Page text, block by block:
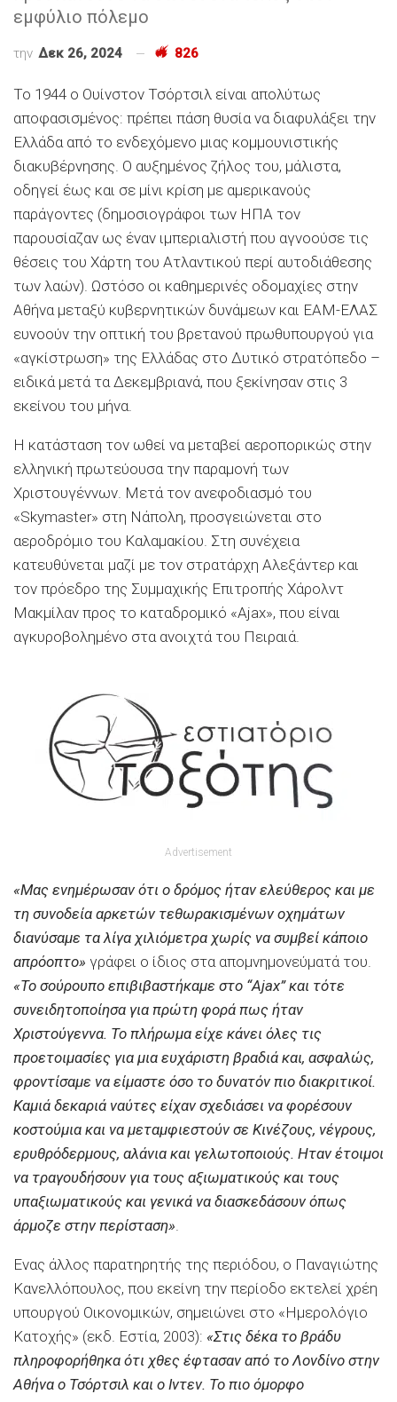
εμφύλιο πόλεμο
την Δεκ 26, 2024 826
Το 1944 ο Ουίνστον Τσόρτσιλ είναι απολύτως
αποφασισμένος: πρέπει πάση θυσία να διαφυλάξει την
Ελλάδα από το ενδεχόμενο μιας κομμουνιστικής
διακυβέρνησης. Ο αυξημένος ζήλος του, μάλιστα,
οδηγεί έως και σε μίνι κρίση με αμερικανούς
παράγοντες (δημοσιογράφοι των ΗΠΑ τον
παρουσίαζαν ως έναν ιμπεριαλιστή που αγνοούσε τις
θέσεις του Χάρτη του Ατλαντικού περί αυτοδιάθεσης
των λαών). Ωστόσο οι καθημερινές οδομαχίες στην
Αθήνα μεταξύ κυβερνητικών δυνάμεων και ΕΑΜ-ΕΛΑΣ
ευνοούν την οπτική του βρετανού πρωθυπουργού για
«αγκίστρωση» της Ελλάδας στο Δυτικό στρατόπεδο –
ειδικά μετά τα Δεκεμβριανά, που ξεκίνησαν στις 3
εκείνου του μήνα.
Η κατάσταση τον ωθεί να μεταβεί αεροπορικώς στην
ελληνική πρωτεύουσα την παραμονή των
Χριστουγέννων. Μετά τον ανεφοδιασμό του
«Skymaster» στη Νάπολη, προσγειώνεται στο
αεροδρόμιο του Καλαμακίου. Στη συνέχεια
κατευθύνεται μαζί με τον στρατάρχη Αλεξάντερ και
τον πρόεδρο της Συμμαχικής Επιτροπής Χάρολντ
Μακμίλαν προς το καταδρομικό «Ajax», που είναι
αγκυροβολημένο στα ανοιχτά του Πειραιά.
Advertisement
«Μας ενημέρωσαν ότι ο δρόμος ήταν ελεύθερος και με
τη συνοδεία αρκετών τεθωρακισμένων οχημάτων
διανύσαμε τα λίγα χιλιόμετρα χωρίς να συμβεί κάποιο
απρόοπτο» γράφει ο ίδιος στα απομνημονεύματά του.
«Το σούρουπο επιβιβαστήκαμε στο “Ajax” και τότε
συνειδητοποίησα για πρώτη φορά πως ήταν
Χριστούγεννα. Το πλήρωμα είχε κάνει όλες τις
προετοιμασίες για μια ευχάριστη βραδιά και, ασφαλώς,
φροντίσαμε να είμαστε όσο το δυνατόν πιο διακριτικοί.
Καμιά δεκαριά ναύτες είχαν σχεδιάσει να φορέσουν
κοστούμια και να μεταμφιεστούν σε Κινέζους, νέγρους,
ερυθρόδερμους, αλάνια και γελωτοποιούς. Ηταν έτοιμοι
να τραγουδήσουν για τους αξιωματικούς και τους
υπαξιωματικούς και γενικά να διασκεδάσουν όπως
άρμοζε στην περίσταση»
Ενας άλλος παρατηρητής της περιόδου, ο Παναγιώτης
Κανελλόπουλος, που εκείνη την περίοδο εκτελεί χρέη
υπουργού Οικονομικών, σημειώνει στο «Ημερολόγιο
Κατοχής» (εκδ. Εστία, 2003): «Στις δέκα το βράδυ
πληροφορήθηκα ότι χθες έφτασαν από το Λονδίνο στην
Αθήνα ο Τσόρτσιλ και ο Ιντεν. Το πιο όμορφο